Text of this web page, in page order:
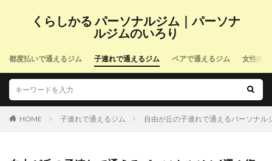
くらしかる パーソナルジム｜パーソナ
ルジムのいろり
都度払いで通えるジム 子連れで通えるジム ペアで通えるジム 女性向
HOME 子連れで通えるジム 自由が丘の子連れで通えるパーソナ